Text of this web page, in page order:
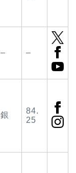
– –
銀
84.
25